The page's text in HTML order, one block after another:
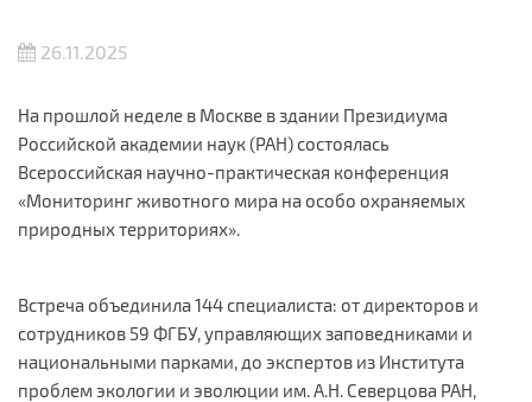
26.11.2025
На прошлой неделе в Москве в здании Президиума
Российской академии наук (РАН) состоялась
Всероссийская научно-практическая конференция
«Мониторинг животного мира на особо охраняемых
природных территориях».
Встреча объединила 144 специалиста: от директоров и
сотрудников 59 ФГБУ, управляющих заповедниками и
национальными парками, до экспертов из Института
проблем экологии и эволюции им. А.Н. Северцова РАН,